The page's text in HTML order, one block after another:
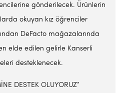
gönderilecek. Ürünlerin
okuyan kız öğrenciler
DeFacto mağazalarında
elde edilen gelirle Kanserli
desteklenecek.
DESTEK OLUYORUZ”